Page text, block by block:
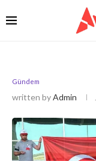
Gündem
written byAdmin